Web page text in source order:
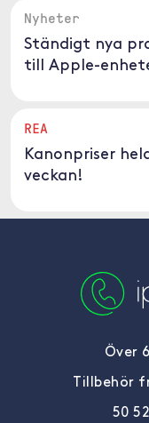
Nyheter
Ständigt nya
till Apple-
REA
Kanonpriser
veckan!
Över
Tillbehör
50